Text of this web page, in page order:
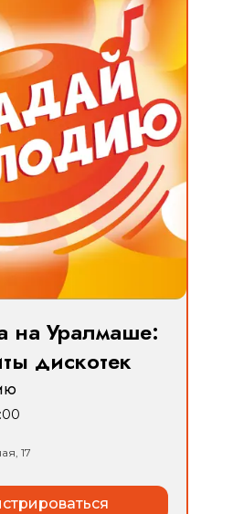
на Уралмаше:
дискотек
17